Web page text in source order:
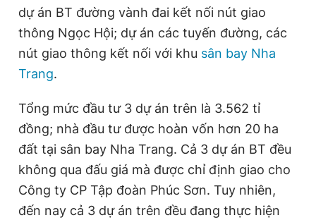
dự án BT đường vành đai kết nối nút giao
thông Ngọc Hội; dự án các tuyến đường, các
nút giao thông kết nối với khu sân bay Nha
Trang.
Tổng mức đầu tư 3 dự án trên là 3.562 tỉ
đồng; nhà đầu tư được hoàn vốn hơn 20 ha
đất tại sân bay Nha Trang. Cả 3 dự án BT đều
không qua đấu giá mà được chỉ định giao cho
Công ty CP Tập đoàn Phúc Sơn. Tuy nhiên,
đến nay cả 3 dự án trên đều đang thực hiện